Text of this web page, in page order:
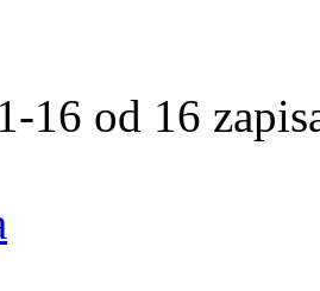
16 od 16